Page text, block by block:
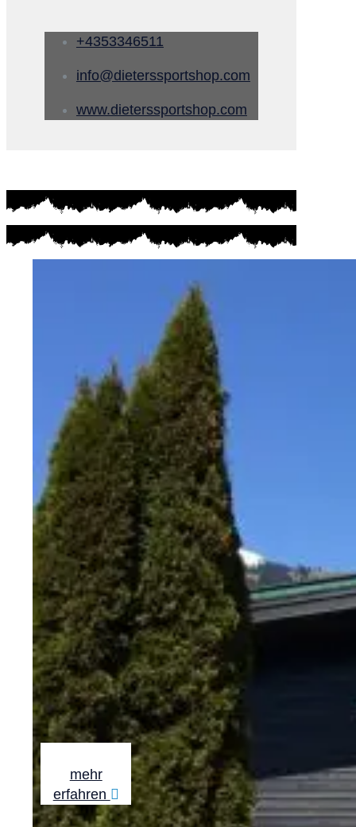
+4353346511
info@dieterssportshop.com
www.dieterssportshop.com
mehr
erfahren